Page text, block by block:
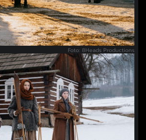
Foto: 8Heads Productions